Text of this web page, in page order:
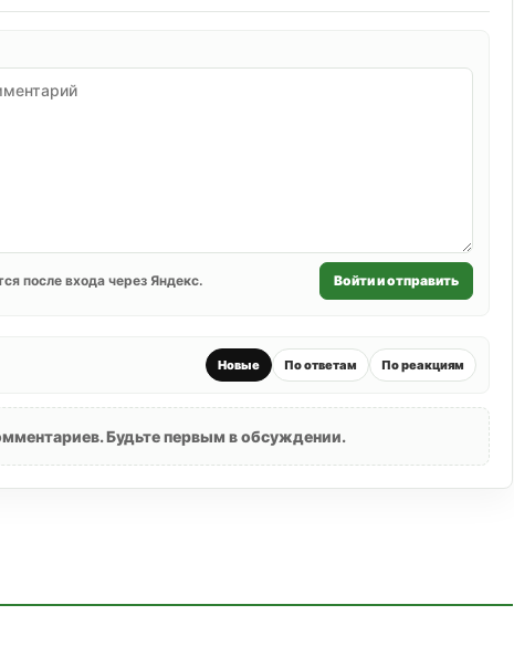
после входа через Яндекс. Войти и отправить
Новые По ответам По реакциям
Будьте первым в обсуждении.